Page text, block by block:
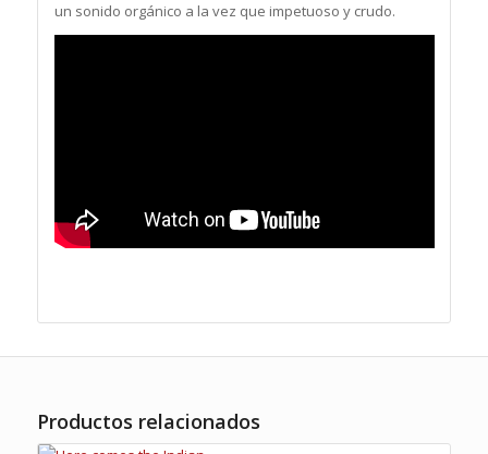
un sonido orgánico a la vez que impetuoso y crudo.
Productos relacionados